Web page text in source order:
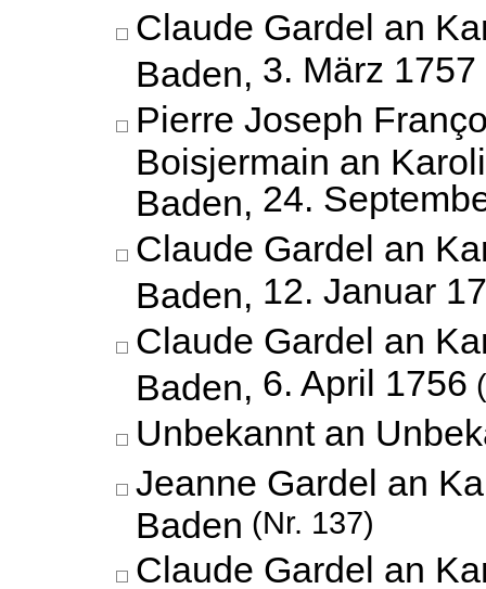
Claude Gardel an
Baden, 3. März 1757
Pierre Joseph
Boisjermain an
Baden, 24.
Claude Gardel an
Baden, 12. Januar
Claude Gardel an
Baden, 6. April 1756
Unbekannt an
Jeanne Gardel an
Baden (Nr. 137)
Claude Gardel an